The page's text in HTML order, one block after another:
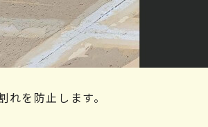
を防止します。